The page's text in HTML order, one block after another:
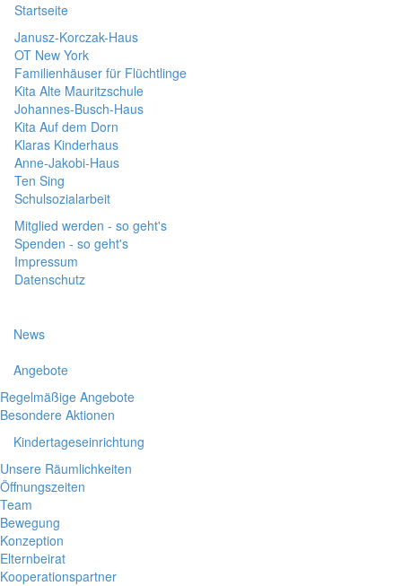
Startseite
Janusz-Korczak-Haus
OT New York
Familienhäuser für Flüchtlinge
Kita Alte Mauritzschule
Johannes-Busch-Haus
Kita Auf dem Dorn
Klaras Kinderhaus
Anne-Jakobi-Haus
Ten Sing
Schulsozialarbeit
Mitglied werden - so geht's
Spenden - so geht's
Impressum
Datenschutz
News
Angebote
Regelmäßige Angebote
Besondere Aktionen
Kindertageseinrichtung
Unsere Räumlichkeiten
Öffnungszeiten
Team
Bewegung
Konzeption
Elternbeirat
Kooperationspartner